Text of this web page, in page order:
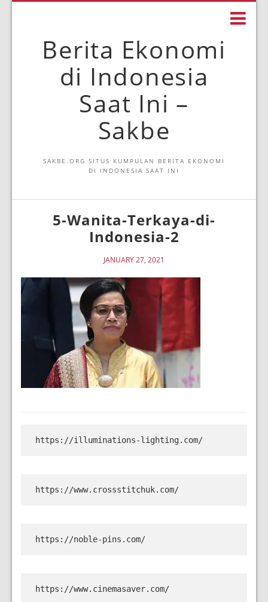
Berita Ekonomi
di Indonesia
Saat Ini –
Sakbe
SAKBE.ORG SITUS KUMPULAN BERITA EKONOMI
DI INDONESIA SAAT INI
5-Wanita-Terkaya-di-
Indonesia-2
JANUARY 27, 2021
https://illuminations-lighting.com/
https://www.crossstitchuk.com/
https://noble-pins.com/
https://www.cinemasaver.com/